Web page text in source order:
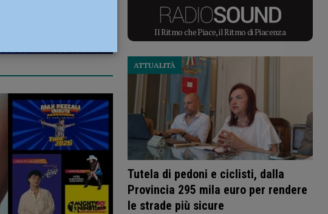
Il Ritmo che Piace, il Ritmo di Piacenza
Tutela di pedoni e ciclisti, dalla
Provincia 295 mila euro per rendere
le strade più sicure
ATTUALITÀ